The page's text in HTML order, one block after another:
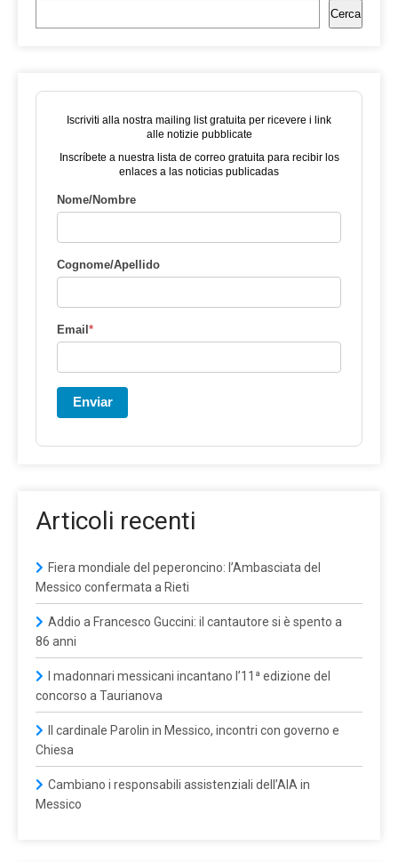
Cerca
Iscriviti alla nostra mailing list gratuita per ricevere i link
alle notizie pubblicate
Inscríbete a nuestra lista de correo gratuita para recibir los
enlaces a las noticias publicadas
Nome/Nombre
Cognome/Apellido
Email*
Enviar
Articoli recenti
Fiera mondiale del peperoncino: l’Ambasciata del
Messico confermata a Rieti
Addio a Francesco Guccini: il cantautore si è spento a
86 anni
I madonnari messicani incantano l’11ª edizione del
concorso a Taurianova
Il cardinale Parolin in Messico, incontri con governo e
Chiesa
Cambiano i responsabili assistenziali dell’AIA in
Messico